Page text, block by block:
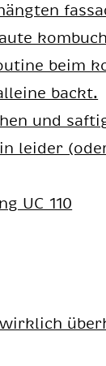
beim
backt.
und
lei­der
UC 110